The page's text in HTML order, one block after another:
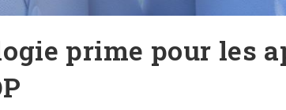
prime pour les